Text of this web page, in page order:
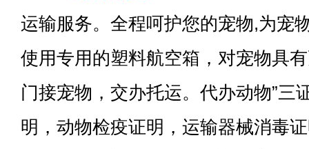
运输服务。全程呵护您的宠物,为宠
使用专用的塑料航空箱，对宠物具
门接宠物，交办托运。代办动物”三
明，动物检疫证明，运输器械消毒